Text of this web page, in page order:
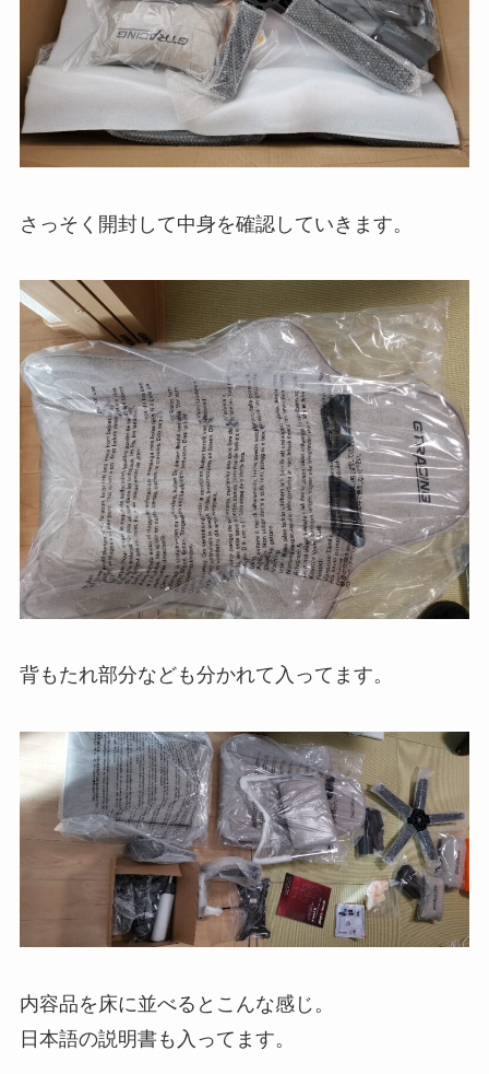
さっそく開封して中身を確認していきます。
背もたれ部分なども分かれて入ってます。
内容品を床に並べるとこんな感じ。
日本語の説明書も入ってます。